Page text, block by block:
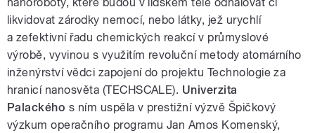
likvidovat zárodky nemocí, nebo látky, jež urychlí
a zefektivní řadu chemických reakcí v průmyslové
výrobě, vyvinou s využitím revoluční metody atomárního
inženýrství vědci zapojení do projektu Technologie za
hranicí nanosvěta (TECHSCALE). Univerzita
Palackého s ním uspěla v prestižní výzvě Špičkový
výzkum operačního programu Jan Amos Komenský,